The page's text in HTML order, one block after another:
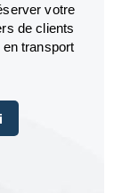
votre
de clients
transport